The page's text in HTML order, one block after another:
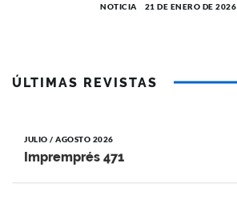
NOTICIA 21 DE ENERO DE 2026
ÚLTIMAS REVISTAS
JULIO / AGOSTO 2026
Impremprés 471